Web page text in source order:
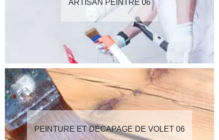
ARTISAN PEINTRE 06
PEINTURE ET DÉCAPAGE DE VOLET 06